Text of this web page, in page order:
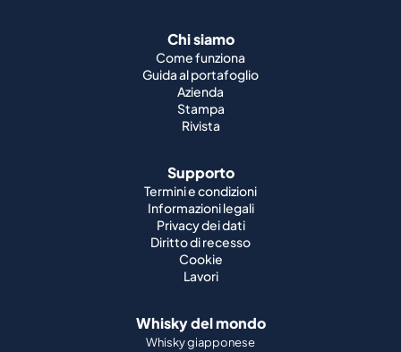
Chi siamo
Come funziona
Guida al portafoglio
Azienda
Stampa
Rivista
Supporto
Termini e condizioni
Informazioni legali
Privacy dei dati
Diritto di recesso
Cookie
Lavori
Whisky del mondo
Whisky giapponese